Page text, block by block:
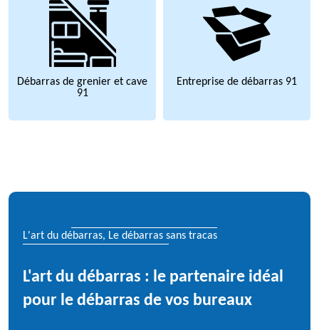
Débarras de grenier et cave
91
Entreprise de débarras 91
L'art du débarras, Le débarras sans tracas
L'art du débarras : le partenaire idéal
pour le débarras de vos bureaux